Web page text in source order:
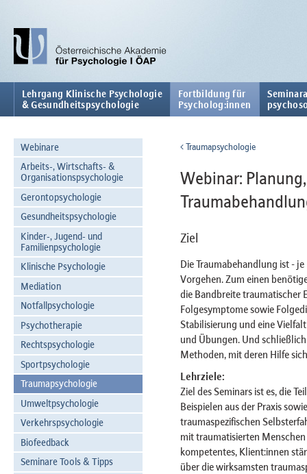
Lehrgang Klinische Psychologie
& Gesundheitspsychologie
Fortbildung für
Psycholog:innen
Webinare
Arbeits-, Wirtschafts- &
Organisationspsychologie
Gerontopsychologie
Gesundheitspsychologie
Kinder-, Jugend- und
Familienpsychologie
Klinische Psychologie
Mediation
Notfallpsychologie
Psychotherapie
Rechtspsychologie
Sportpsychologie
Traumapsychologie
Umweltpsychologie
Verkehrspsychologie
Biofeedback
Seminare Tools & Tipps
Traumapsychologie
Webinar:
Ziel
Die Traumabehandlung ist -
Vorgehen. Zum einen
die Bandbreite traumatischer
Folgesymptome sowie
Stabilisierung und eine
und Übungen. Und
Methoden, mit deren Hilfe
Lehrziele:
Ziel des Seminars ist es, die
Beispielen aus der Praxis
traumaspezifischen
mit traumatisierten
kompetentes, Klient:innen
über die wirksamsten